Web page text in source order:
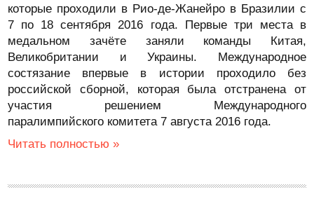
которые проходили в Рио-де-Жанейро в Бразилии с
7 по 18 сентября 2016 года. Первые три места в
медальном зачёте заняли команды Китая,
Великобритании и Украины. Международное
состязание впервые в истории проходило без
российской сборной, которая была отстранена от
участия решением Международного
паралимпийского комитета 7 августа 2016 года.
Читать полностью »